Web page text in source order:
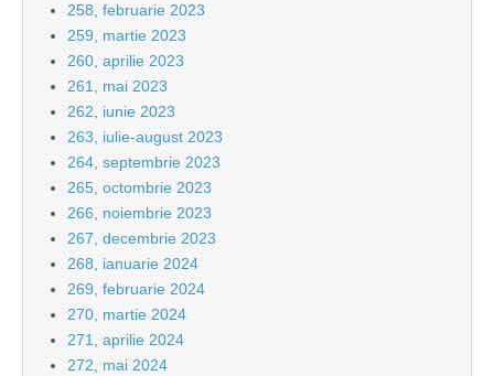
258, februarie 2023
259, martie 2023
260, aprilie 2023
261, mai 2023
262, iunie 2023
263, iulie-august 2023
264, septembrie 2023
265, octombrie 2023
266, noiembrie 2023
267, decembrie 2023
268, ianuarie 2024
269, februarie 2024
270, martie 2024
271, aprilie 2024
272, mai 2024